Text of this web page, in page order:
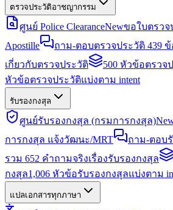
ตรวจประวัติอาชญากรรม
ศูนย์ Police ClearanceNewขอใบตรว
Apostille
ถาม-ตอบตรวจประวัติ 439 ข้
เกี่ยวกับตรวจประวัติ
500 หัวข้อตรวจ
หัวข้อตรวจประวัติแบ่งตาม intent
รับรองกงสุล
ศูนย์รับรองกงสุล (กรมการกงสุล)
การกงสุล แจ้งวัฒนะ/MRT
ถาม-ตอบ
รวม 652 คำถามจริงเรื่องรับรองกงสุล
กงสุล1,006 หัวข้อรับรองกงสุลแบ่งตาม
แปลเอกสารทุกภาษา